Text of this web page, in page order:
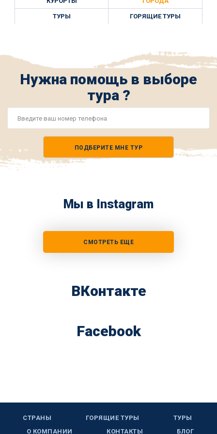
ТУРЫ ГОРЯЩИЕ ТУРЫ
Нужна помощь в выборе
тура ?
ПОДБЕРИТЕ МНЕ ТУР
Мы в Instagram
СМОТРЕТЬ ЕЩЕ
ВКонтакте
Facebook
СТРАНЫ ГОРЯЩИЕ ТУРЫ
ТУРЫ
О КОМПАНИИ
КОНТАКТЫ БЛОГ